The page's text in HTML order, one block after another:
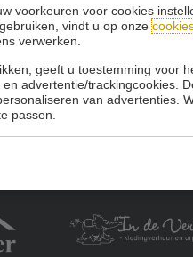
voorkeuren voor cookies
vindt u op onze
verwerken.
geeft u toestemming voor
advertentie/trackingcookies.
van advertenties.
passen.